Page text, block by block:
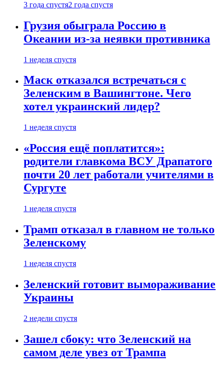
3 года спустя2 года спустя
Грузия обыграла Россию в
Океании из-за неявки противника
1 неделя спустя
Маск отказался встречаться с
Зеленским в Вашингтоне. Чего
хотел украинский лидер?
1 неделя спустя
«Россия ещё поплатится»:
родители главкома ВСУ Драпатого
почти 20 лет работали учителями в
Сургуте
1 неделя спустя
Трамп отказал в главном не только
Зеленскому
1 неделя спустя
Зеленский готовит вымораживание
Украины
2 недели спустя
Зашел сбоку: что Зеленский на
самом деле увез от Трампа